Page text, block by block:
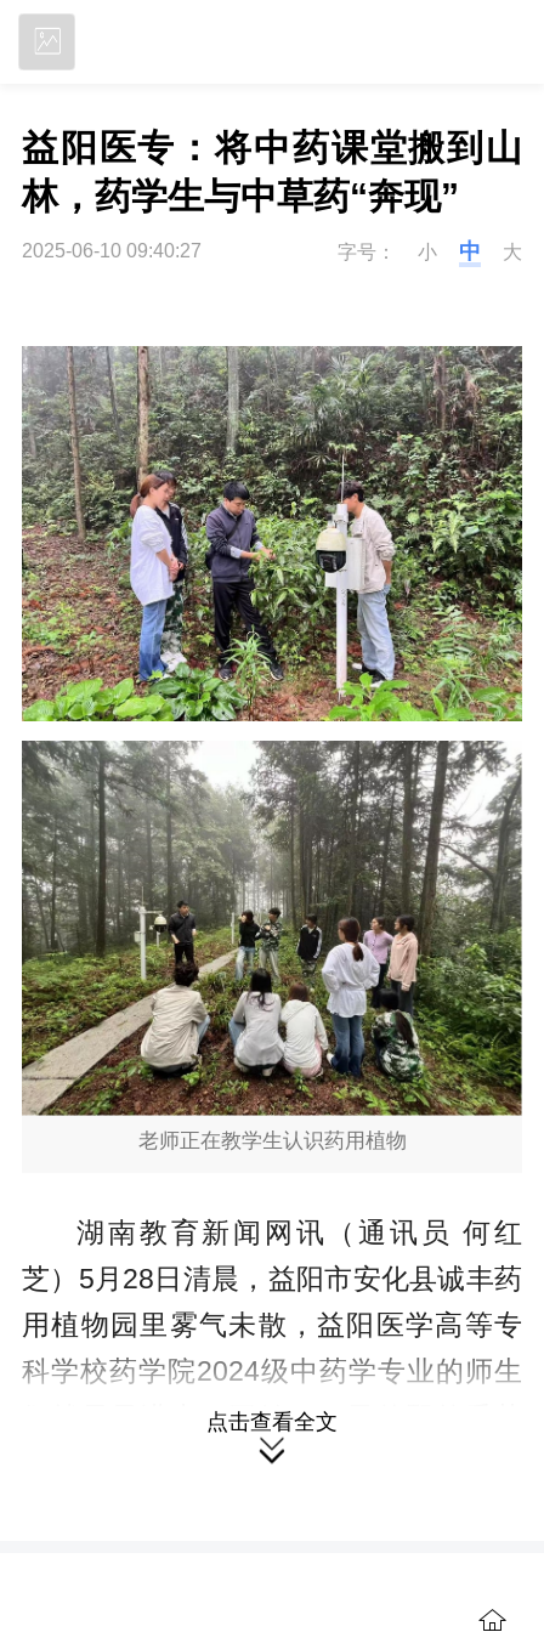
益阳医专：将中药课堂搬到山
林，药学生与中草药“奔现”
2025-06-10 09:40:27 字号： 小 中 大
老师正在教学生认识药用植物
湖南教育新闻网讯（通讯员 何红
芝）5月28日清晨，益阳市安化县诚丰药
用植物园里雾气未散，益阳医学高等专
科学校药学院2024级中药学专业的师生
们就早早进山，开始了一天的野外采药
呢。”唐敏蹲下身，指着一株叶片似茶叶
点击查看全文
